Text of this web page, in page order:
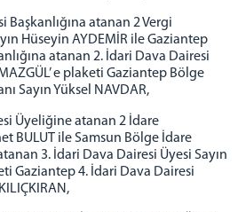
Başkanlığına atanan 2 Vergi
Hüseyin AYDEMİR ile Gaziantep
atanan 2. İdari Dava Dairesi
e plaketi Gaziantep Bölge
Sayın Yüksel NAVDAR,
Üyeliğine atanan 2 İdare
BULUT ile Samsun Bölge İdare
3. İdari Dava Dairesi Üyesi Sayın
Gaziantep 4. İdari Dava Dairesi